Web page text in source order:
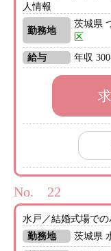
人情報
勤務地
茨城県
区
給与
年収
No.
水戸／結婚式場で
勤務地
茨城県